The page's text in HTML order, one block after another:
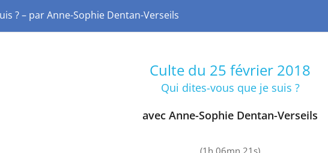
? – par Anne-Sophie Dentan-Verseils
Culte du 25 février 2018
Qui dites-vous que je suis ?
avec Anne-Sophie Dentan-Verseils